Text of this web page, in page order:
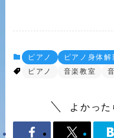
ピアノ
ピアノ身体解
ピアノ
音楽教室
よかった